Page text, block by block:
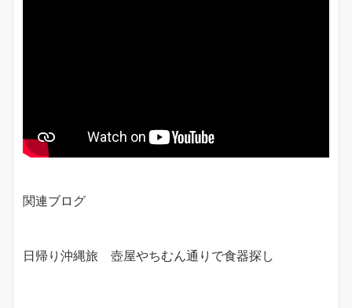
関連ブログ
日帰り沖縄旅 壺屋やちむん通りで食器探し